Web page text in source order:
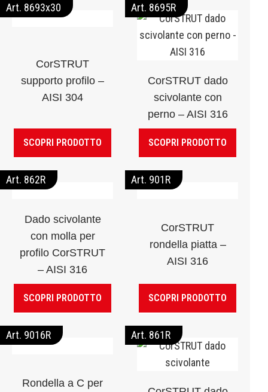
Art. 8693x30
CorSTRUT
supporto profilo –
AISI 304
SCOPRI PRODOTTO
Art. 8695R
CorSTRUT dado
scivolante con
perno – AISI 316
SCOPRI PRODOTTO
Art. 862R
Dado scivolante
con molla per
profilo CorSTRUT
– AISI 316
SCOPRI PRODOTTO
Art. 901R
CorSTRUT
rondella piatta –
AISI 316
SCOPRI PRODOTTO
Art. 9016R
Rondella a C per
Art. 861R